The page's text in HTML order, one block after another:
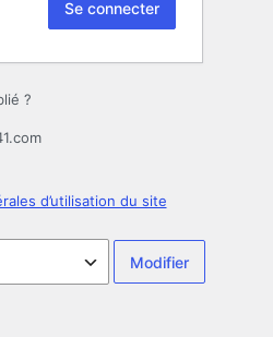
?
d’utilisation du site